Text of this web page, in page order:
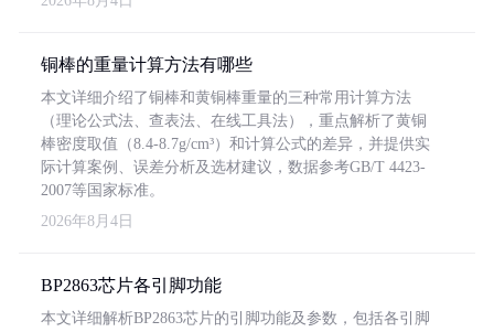
铜棒的重量计算方法有哪些
本文详细介绍了铜棒和黄铜棒重量的三种常用计算方法
（理论公式法、查表法、在线工具法），重点解析了黄铜
棒密度取值（8.4-8.7g/cm³）和计算公式的差异，并提供实
际计算案例、误差分析及选材建议，数据参考GB/T 4423-
2007等国家标准。
2026年8月4日
BP2863芯片各引脚功能
本文详细解析BP2863芯片的引脚功能及参数，包括各引脚